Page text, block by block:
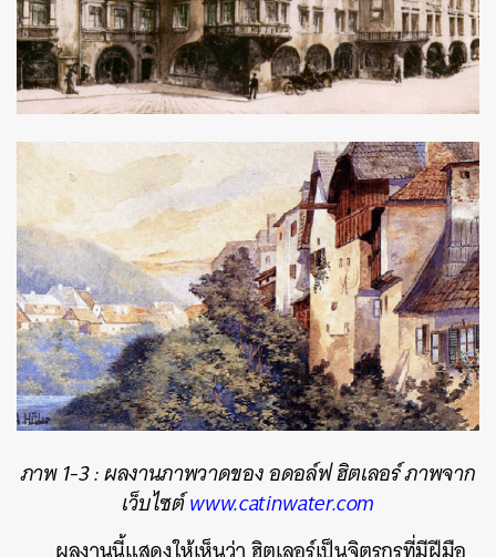
ภาพ 1-3 : ผลงานภาพวาดของ อดอล์ฟ ฮิตเลอร์ ภาพจาก
เว็บไซต์www.catinwater.com